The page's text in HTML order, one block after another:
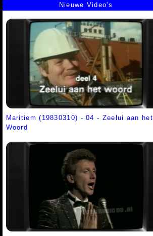
Nieuwe Video's
Maritiem (19830310) - 04 - Zeelui aan het
Woord